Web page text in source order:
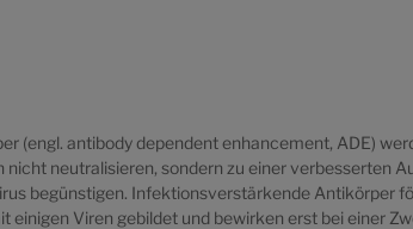
(engl. antibody dependent enhancement, ADE)
neutralisieren, sondern zu einer verbesserten
begünstigen. Infektionsverstärkende Antikörper
einigen Viren gebildet und bewirken erst bei einer